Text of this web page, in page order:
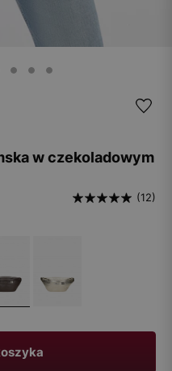
w czekoladowym
(12)